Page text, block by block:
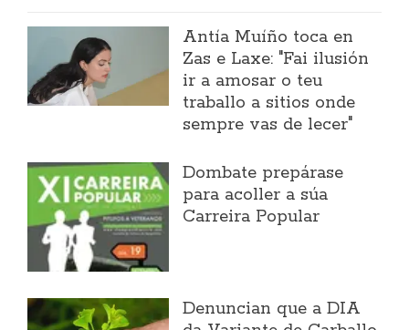
Antía Muíño toca en
Zas e Laxe: "Fai ilusión
ir a amosar o teu
traballo a sitios onde
sempre vas de lecer"
Dombate prepárase
para acoller a súa
Carreira Popular
Denuncian que a DIA